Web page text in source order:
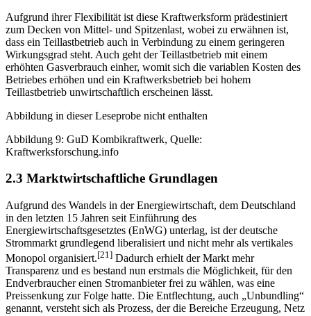
Aufgrund ihrer Flexibilität ist diese Kraftwerksform prädestiniert
zum Decken von Mittel- und Spitzenlast, wobei zu erwähnen ist,
dass ein Teillastbetrieb auch in Verbindung zu einem geringeren
Wirkungsgrad steht. Auch geht der Teillastbetrieb mit einem
erhöhten Gasverbrauch einher, womit sich die variablen Kosten des
Betriebes erhöhen und ein Kraftwerksbetrieb bei hohem
Teillastbetrieb unwirtschaftlich erscheinen lässt.
Abbildung in dieser Leseprobe nicht enthalten
Abbildung 9: GuD Kombikraftwerk, Quelle:
Kraftwerksforschung.info
2.3 Marktwirtschaftliche Grundlagen
Aufgrund des Wandels in der Energiewirtschaft, dem Deutschland
in den letzten 15 Jahren seit Einführung des
Energiewirtschaftsgesetztes (EnWG) unterlag, ist der deutsche
Strommarkt grundlegend liberalisiert und nicht mehr als vertikales
Monopol organisiert.[21] Dadurch erhielt der Markt mehr
Transparenz und es bestand nun erstmals die Möglichkeit, für den
Endverbraucher einen Stromanbieter frei zu wählen, was eine
Preissenkung zur Folge hatte. Die Entflechtung, auch „Unbundling“
genannt, versteht sich als Prozess, der die Bereiche Erzeugung, Netz